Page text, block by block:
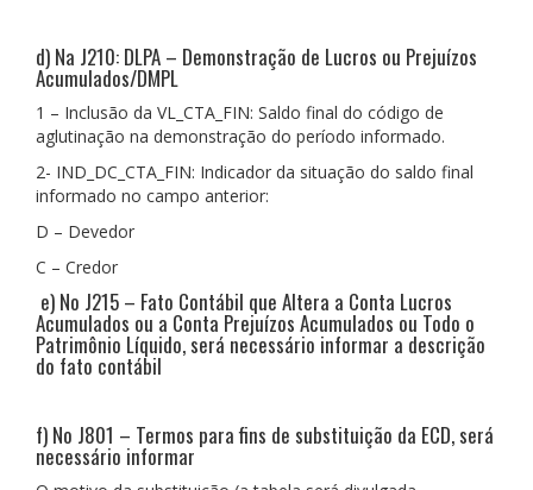
d) Na J210: DLPA – Demonstração de Lucros ou Prejuízos
Acumulados/DMPL
1 – Inclusão da VL_CTA_FIN: Saldo final do código de
aglutinação na demonstração do período informado.
2- IND_DC_CTA_FIN: Indicador da situação do saldo final
informado no campo anterior:
D – Devedor
C – Credor
e) No J215 – Fato Contábil que Altera a Conta Lucros
Acumulados ou a Conta Prejuízos Acumulados ou Todo o
Patrimônio Líquido, será necessário informar a descrição
do fato contábil
f) No J801 – Termos para fins de substituição da ECD, será
necessário informar